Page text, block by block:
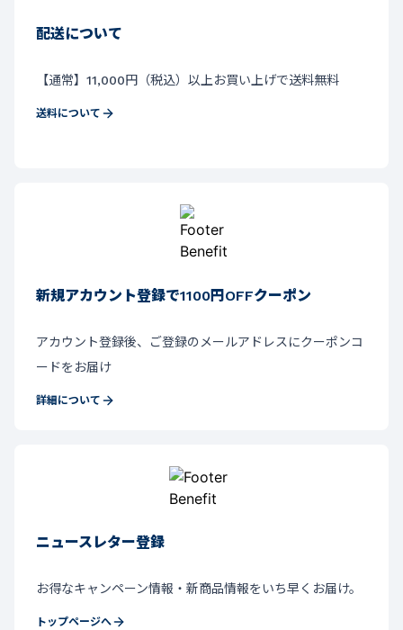
配送について
【通常】11,000円（税込）以上お買い上げで送料無料
送料について
新規アカウント登録で1100円OFFクーポン
アカウント登録後、ご登録のメールアドレスにクーポンコ
ードをお届け
詳細について
ニュースレター登録
お得なキャンペーン情報・新商品情報をいち早くお届け。
トップページへ